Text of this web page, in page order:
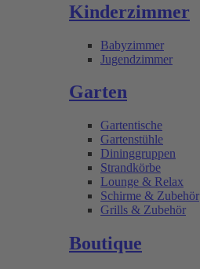
Kinderzimmer
Babyzimmer
Jugendzimmer
Garten
Gartentische
Gartenstühle
Dininggruppen
Strandkörbe
Lounge & Relax
Schirme & Zubehör
Grills & Zubehör
Boutique